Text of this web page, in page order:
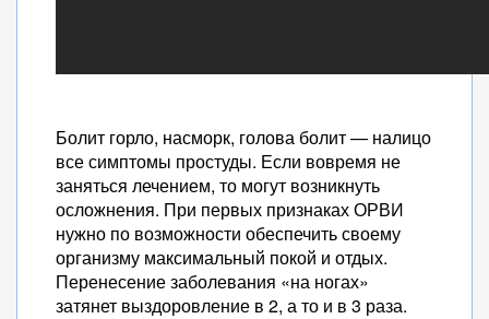
Болит горло, насморк, голова болит — налицо
все симптомы простуды. Если вовремя не
заняться лечением, то могут возникнуть
осложнения. При первых признаках ОРВИ
нужно по возможности обеспечить своему
организму максимальный покой и отдых.
Перенесение заболевания «на ногах»
затянет выздоровление в 2, а то и в 3 раза.